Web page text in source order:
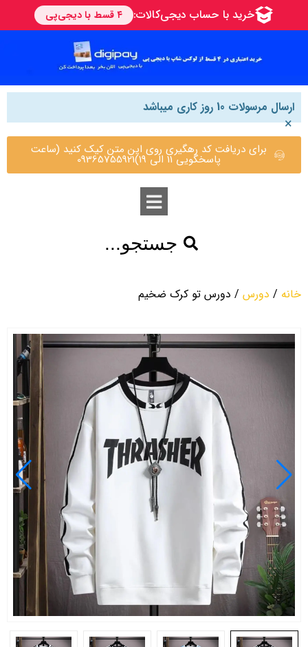
ارسال مرسولات 10 روز کاری میباشد
×
برای دریافت کد رهگیری روی این متن کیک کنید (ساعت
پاسخگویی 11 الی 19)09365755921
جستجو...
خانه / دورس / دورس تو کرک ضخیم